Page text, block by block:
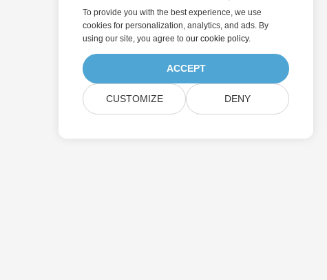
To provide you with the best experience, we use
cookies for personalization, analytics, and ads. By
using our site, you agree to our cookie policy.
ACCEPT
CUSTOMIZE DENY